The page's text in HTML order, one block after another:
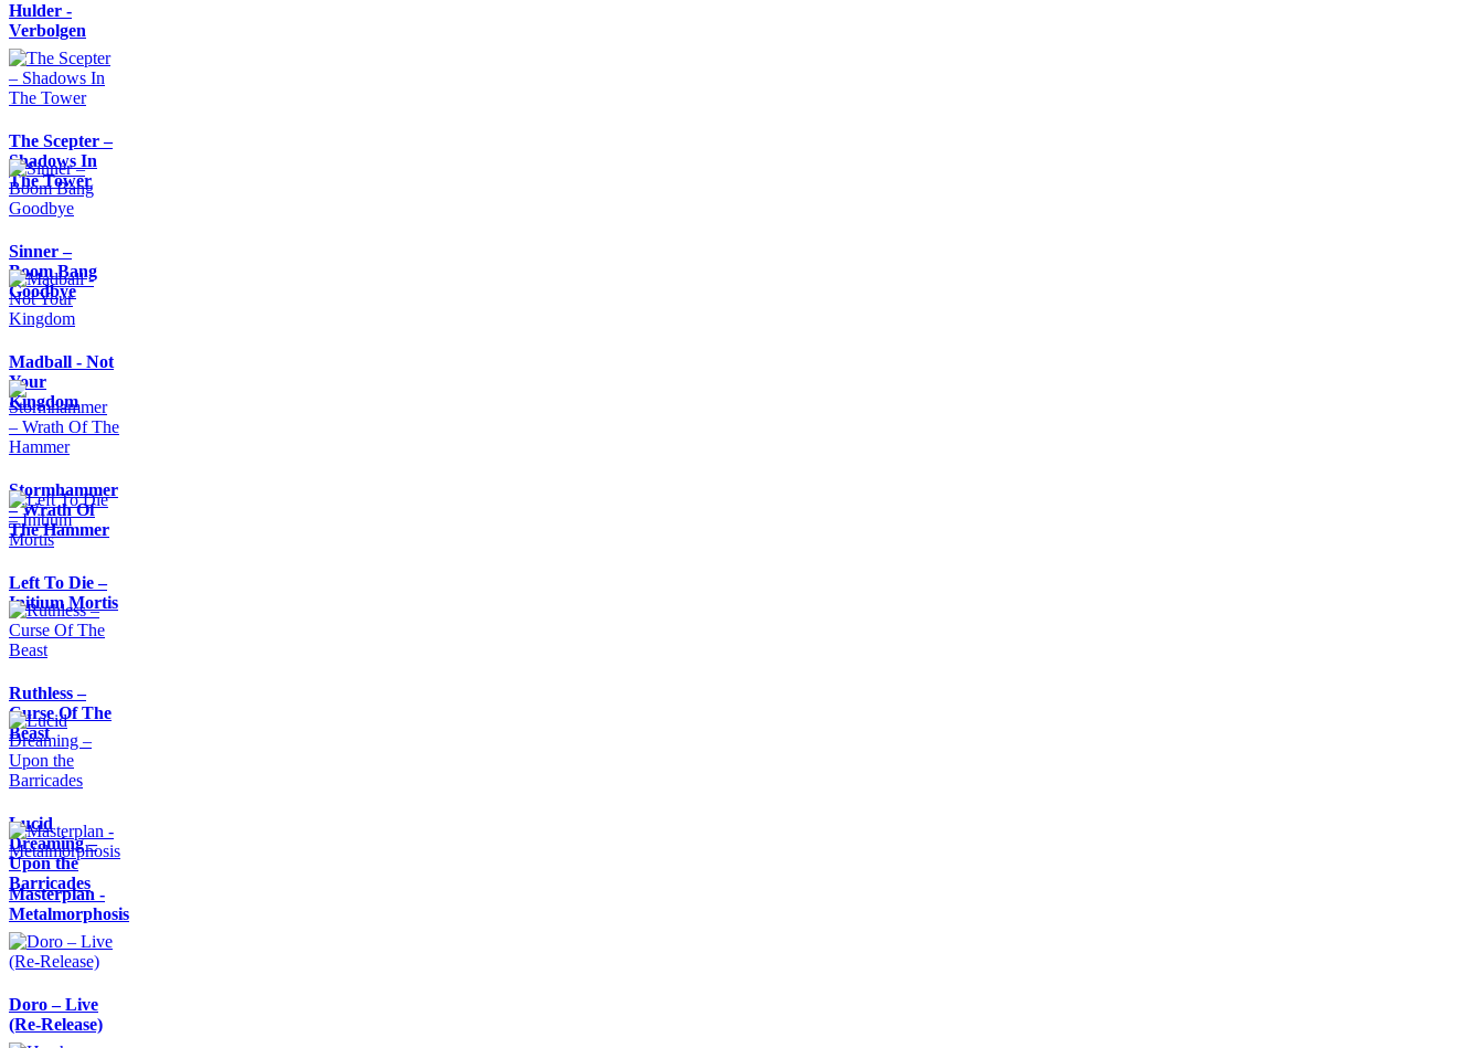
Hulder -
Verbolgen
The Scepter –
Shadows In
The Tower
Sinner –
Boom Bang
Goodbye
Madball - Not
Your
Kingdom
Stormhammer
– Wrath Of
The Hammer
Left To Die –
Initium Mortis
Ruthless –
Curse Of The
Beast
Lucid
Dreaming –
Upon the
Barricades
Masterplan -
Metalmorphosis
Doro – Live
(Re-Release)